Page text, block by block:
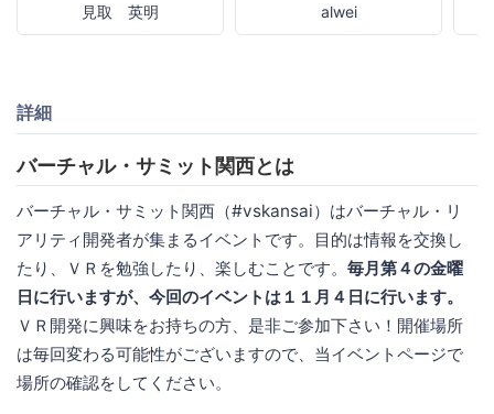
見取 英明 alwei
詳細
バーチャル・サミット関西とは
バーチャル・サミット関西（#vskansai）はバーチャル・リ
アリティ開発者が集まるイベントです。目的は情報を交換し
たり、ＶＲを勉強したり、楽しむことです。 毎月第４の金曜
日に行いますが、今回のイベントは１１月４日に行います。
ＶＲ開発に興味をお持ちの方、是非ご参加下さい！開催場所
は毎回変わる可能性がございますので、当イベントページで
場所の確認をしてください。